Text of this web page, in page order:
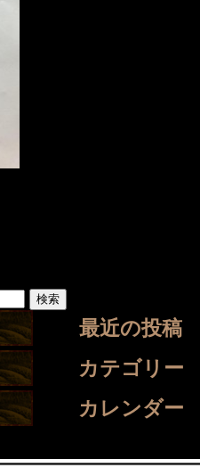
最近の投稿
カテゴリー
カレンダー